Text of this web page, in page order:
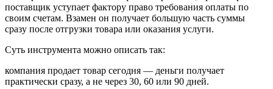
поставщик уступает фактору право требования оплаты по
своим счетам. Взамен он получает большую часть суммы
сразу после отгрузки товара или оказания услуги.
Суть инструмента можно описать так:
компания продает товар сегодня — деньги получает
практически сразу, а не через 30, 60 или 90 дней.